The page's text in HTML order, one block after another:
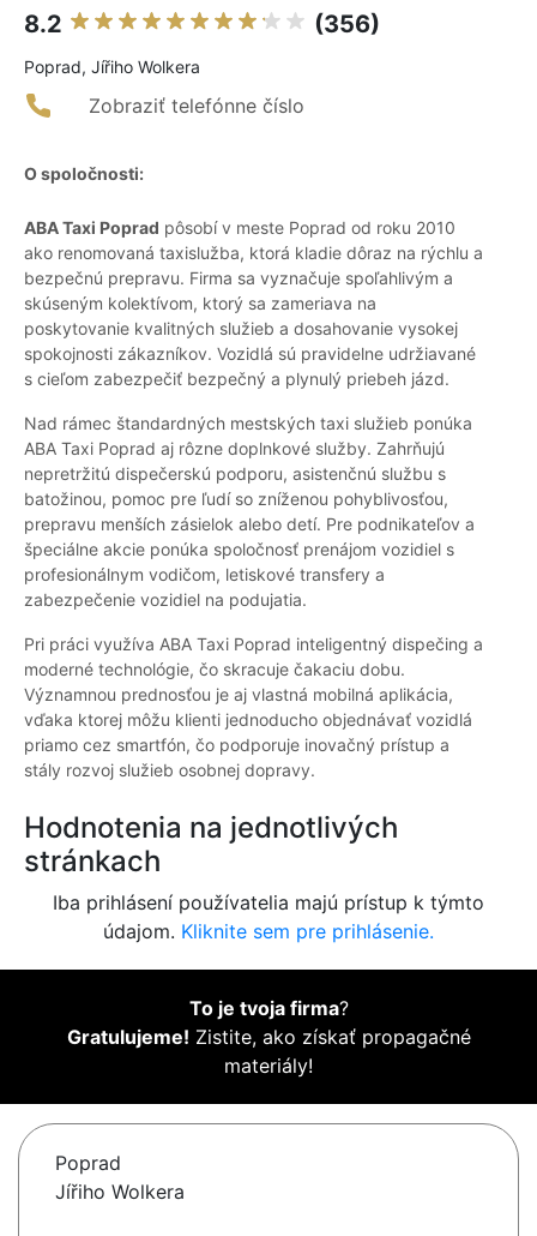
8.2 (356)
Poprad, Jířiho Wolkera
Zobraziť telefónne číslo
O spoločnosti:
ABA Taxi Poprad pôsobí v meste Poprad od roku 2010
ako renomovaná taxislužba, ktorá kladie dôraz na rýchlu a
bezpečnú prepravu. Firma sa vyznačuje spoľahlivým a
skúseným kolektívom, ktorý sa zameriava na
poskytovanie kvalitných služieb a dosahovanie vysokej
spokojnosti zákazníkov. Vozidlá sú pravidelne udržiavané
s cieľom zabezpečiť bezpečný a plynulý priebeh jázd.
Nad rámec štandardných mestských taxi služieb ponúka
ABA Taxi Poprad aj rôzne doplnkové služby. Zahrňujú
nepretržitú dispečerskú podporu, asistenčnú službu s
batožinou, pomoc pre ľudí so zníženou pohyblivosťou,
prepravu menších zásielok alebo detí. Pre podnikateľov a
špeciálne akcie ponúka spoločnosť prenájom vozidiel s
profesionálnym vodičom, letiskové transfery a
zabezpečenie vozidiel na podujatia.
Pri práci využíva ABA Taxi Poprad inteligentný dispečing a
moderné technológie, čo skracuje čakaciu dobu.
Významnou prednosťou je aj vlastná mobilná aplikácia,
vďaka ktorej môžu klienti jednoducho objednávať vozidlá
priamo cez smartfón, čo podporuje inovačný prístup a
stály rozvoj služieb osobnej dopravy.
Hodnotenia na jednotlivých
stránkach
Iba prihlásení používatelia majú prístup k týmto
údajom. Kliknite sem pre prihlásenie.
To je tvoja firma?
Gratulujeme! Zistite, ako získať propagačné
materiály!
Poprad
Jířiho Wolkera